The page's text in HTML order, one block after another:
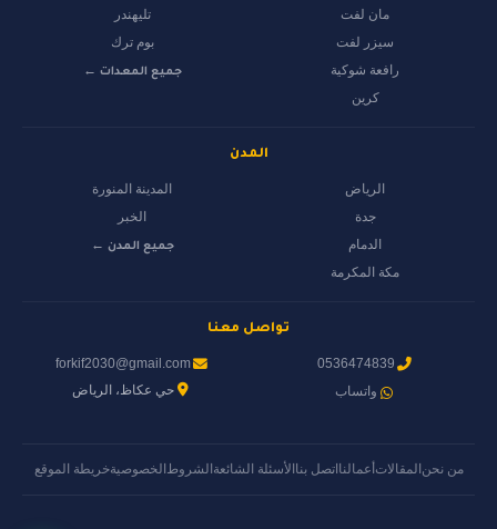
مان لفت
سيزر لفت
رافعة شوكية
كرين
تليهندر
بوم ترك
جميع المعدات ←
المدن
الرياض
جدة
الدمام
مكة المكرمة
المدينة المنورة
الخبر
جميع المدن ←
تواصل معنا
0536474839
واتساب
forkif2030@gmail.com
حي عكاظ، الرياض
من نحنالمقالات أعمالنااتصل بناالأسئلة الشائعةالشروط الخصوصيةخريطة الموقع